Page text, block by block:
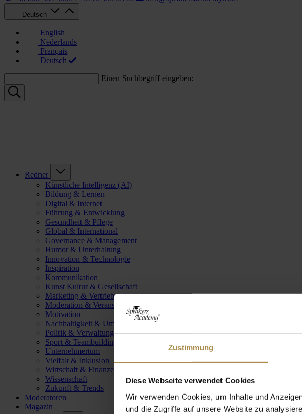
Zustimmung
Diese Webseite verwendet Cookies
Wir verwenden Cookies, um Inhalte und
und die Zugriffe auf unsere Website zu
Deutsch
English
Nederlands
Français
Deutsch
Einen Suchbegriff eingeben:
Redner
Künstliche Intelligenz (AI)
Bildung & Lernen
Digital & Internet
Führung & Entwicklung
Gesundheit & Pflege
Global & International
Governance & Management
Humor & Unterhaltung
Innovation & Technologie
Inspiration
Kommunikation
Kunst Kultur & Gesellschaft
Marketing & Vertrieb
Moderation & Veranstaltungsleitung
Motivation
Nachhaltigkeit & Umwelt
Politik & Verwaltung
Sport & Teambuilding
Unternehmertum
Vielfalt & Inklusion
Wirtschaft & Finanzen
Wissenschaft
Zukunft & Trends
Moderatoren
Magazin